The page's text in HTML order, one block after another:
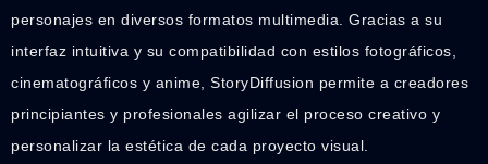
personajes en diversos formatos multimedia. Gracias a su
interfaz intuitiva y su compatibilidad con estilos fotográficos,
cinematográficos y anime, StoryDiffusion permite a creadores
principiantes y profesionales agilizar el proceso creativo y
personalizar la estética de cada proyecto visual.